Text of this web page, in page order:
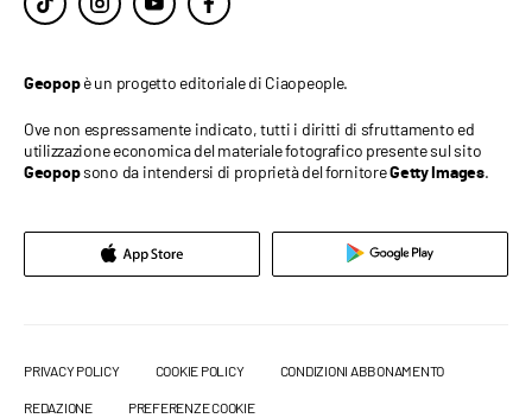
Geopopè un progetto editoriale di Ciaopeople.
Ove non espressamente indicato, tutti i diritti di sfruttamento ed
utilizzazione economica del materiale fotografico presente sul sito
Geopopsono da intendersi di proprietà del fornitoreGetty Images.
PRIVACY POLICY COOKIE POLICY CONDIZIONI ABBONAMENTO
REDAZIONE PREFERENZE COOKIE